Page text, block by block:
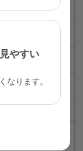
づくり戦略室
課
課成人保健係
定検診係
。